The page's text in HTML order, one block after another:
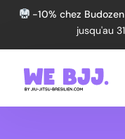
-10% chez Budozen
jusqu'au